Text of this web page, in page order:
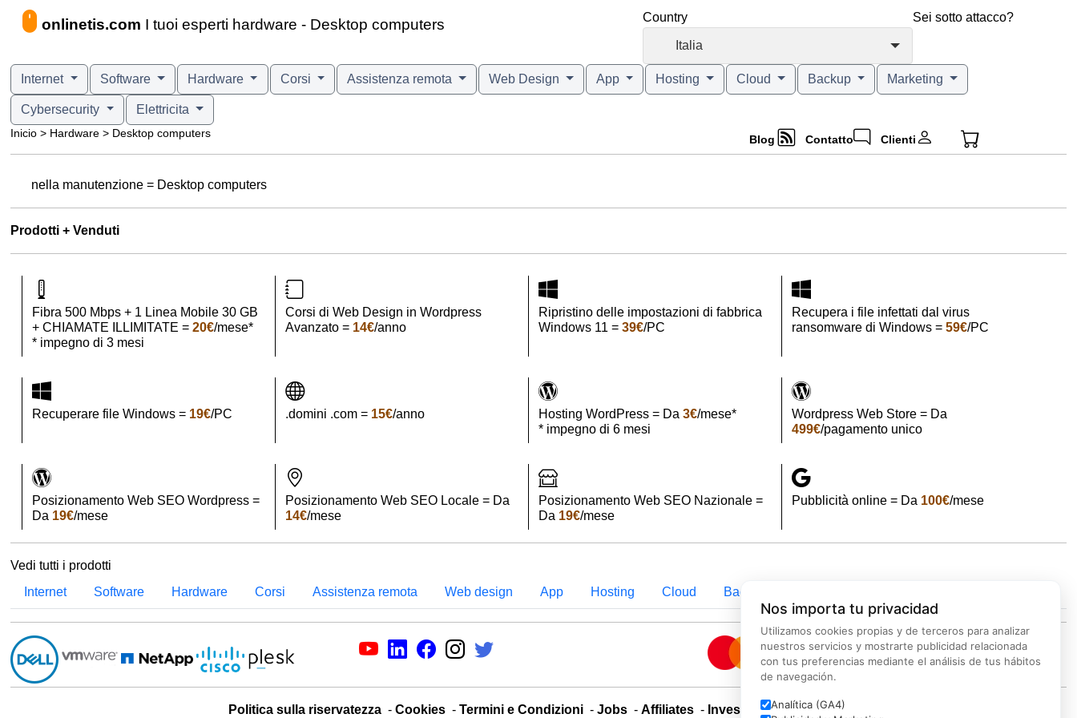
onlinetis.com I tuoi esperti hardware - Desktop computers Country
Italia
Sei sotto attacco?
Nos importa tu privacidad
Utilizamos cookies propias y de terceros para analizar
nuestros servicios y mostrarte publicidad relacionada
con tus preferencias mediante el análisis de tus hábitos
de navegación.
Analítica (GA4)
Internet Software Hardware Corsi Assistenza remota Web Design App Hosting Cloud Backup Marketing
Cybersecurity Elettricita
Inicio > Hardware > Desktop computers Blog Contatto Clienti
nella manutenzione = Desktop computers
Prodotti + Venduti
Fibra 500 Mbps + 1 Linea Mobile 30 GB
+ CHIAMATE ILLIMITATE = 20€/mese*
* impegno di 3 mesi
Corsi di Web Design in Wordpress
Avanzato = 14€/anno
Ripristino delle impostazioni di fabbrica
Windows 11 = 39€/PC
Recupera i file infettati dal virus
ransomware di Windows = 59€/PC
Recuperare file Windows = 19€/PC .domini .com = 15€/anno Hosting WordPress = Da 3€/mese*
* impegno di 6 mesi
Wordpress Web Store = Da
499€/pagamento unico
Posizionamento Web SEO Wordpress =
Da 19€/mese
Posizionamento Web SEO Locale = Da
14€/mese
Posizionamento Web SEO Nazionale =
Da 19€/mese
Pubblicità online = Da 100€/mese
Vedi tutti i prodotti
Internet
Software Hardware Corsi Assistenza remota Web design App Hosting Cloud Backup
Politica sulla riservatezza - Cookies - Termini e Condizioni - Jobs - Affiliates - Investors-Report Bug